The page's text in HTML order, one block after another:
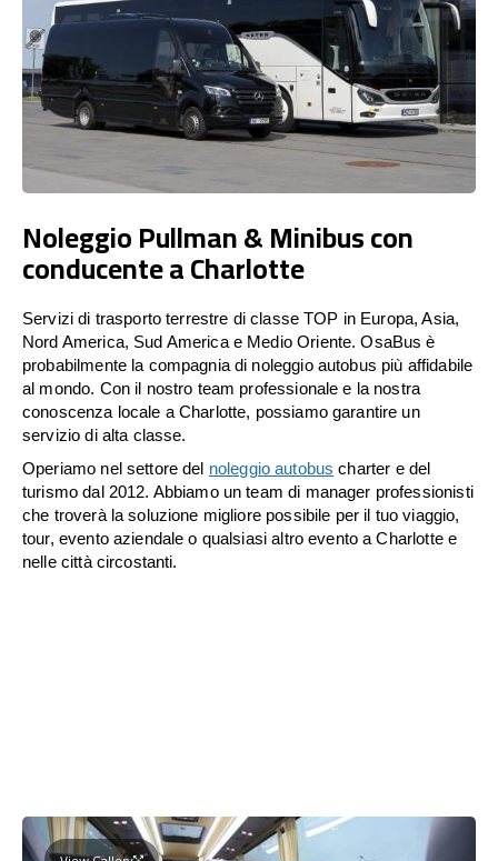
Noleggio Pullman & Minibus con
conducente a Charlotte
Servizi di trasporto terrestre di classe TOP in Europa, Asia,
Nord America, Sud America e Medio Oriente. OsaBus è
probabilmente la compagnia di noleggio autobus più affidabile
al mondo. Con il nostro team professionale e la nostra
conoscenza locale a Charlotte, possiamo garantire un
servizio di alta classe.
Operiamo nel settore del noleggio autobus charter e del
turismo dal 2012. Abbiamo un team di manager professionisti
che troverà la soluzione migliore possibile per il tuo viaggio,
tour, evento aziendale o qualsiasi altro evento a Charlotte e
nelle città circostanti.